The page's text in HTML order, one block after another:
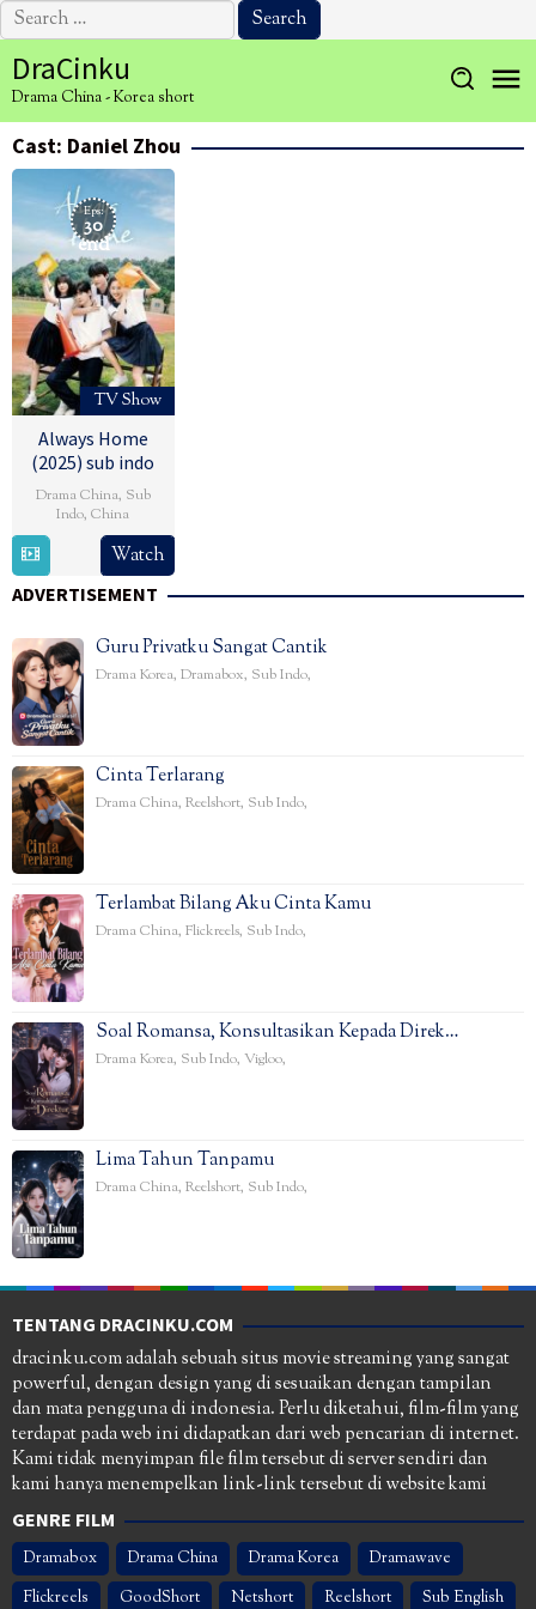
Search
for:
to
content
DraCinku
Drama China - Korea short
Cast: Daniel Zhou
Eps:
30
end
TV Show
Always Home
(2025) sub indo
Drama China, Sub
Indo,China
Feb
2025
Watch
ADVERTISEMENT
Guru Privatku Sangat Cantik
Drama Korea, Dramabox, Sub Indo,
Cinta Terlarang
Drama China, Reelshort, Sub Indo,
Terlambat Bilang Aku Cinta Kamu
Drama China, Flickreels, Sub Indo,
Soal Romansa, Konsultasikan Kepada Direk…
Drama Korea, Sub Indo, Vigloo,
Lima Tahun Tanpamu
Drama China, Reelshort, Sub Indo,
TENTANG DRACINKU.COM
dracinku.com adalah sebuah situs movie streaming yang sangat
powerful, dengan design yang di sesuaikan dengan tampilan
dan mata pengguna di indonesia. Perlu diketahui, film-film yang
terdapat pada web ini didapatkan dari web pencarian di internet.
Kami tidak menyimpan file film tersebut di server sendiri dan
kami hanya menempelkan link-link tersebut di website kami
GENRE FILM
Dramabox Drama China Drama Korea
Dramawave
Flickreels
GoodShort Netshort Reelshort Sub English